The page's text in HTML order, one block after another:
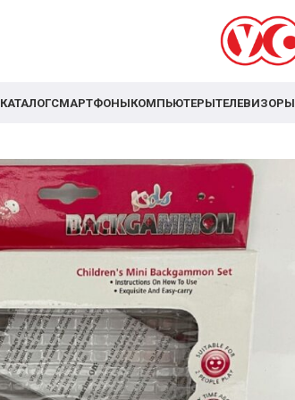
КАТАЛОГСМАРТФОНЫКОМПЬЮТЕРЫТЕЛЕВИЗОРЫ